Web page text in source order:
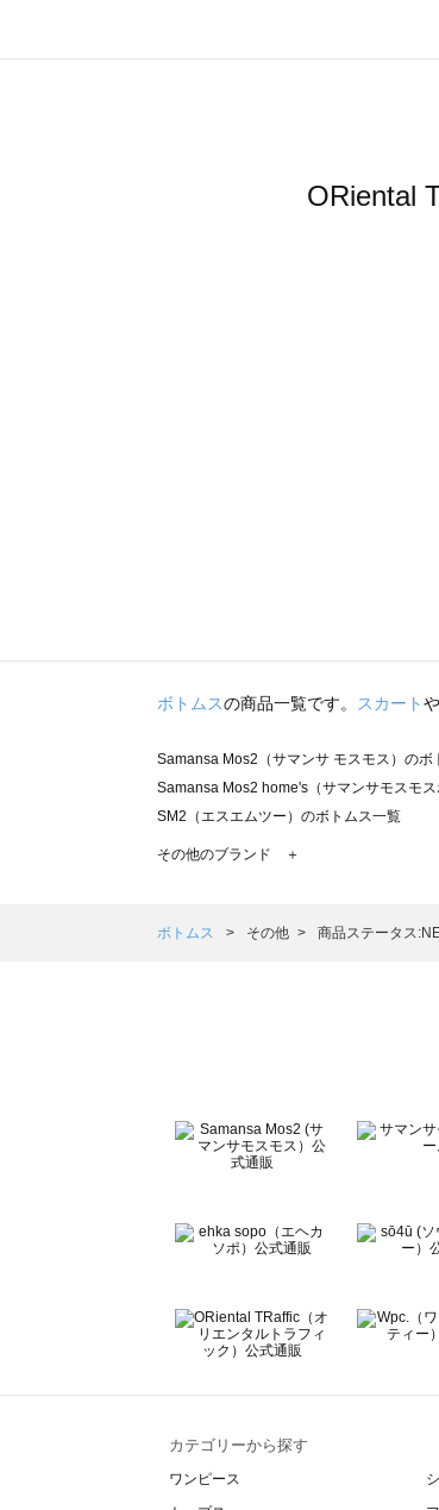
ORiental
ボトムスの商品一覧です。 スカートや
Samansa Mos2（サマンサ モスモス）のボ
Samansa Mos2 home's（サマンサモスモ
SM2（エスエムツー）のボトムス一覧
TSUHARU by Samansa Mos2（ツハルバ
Samansa Mos2 Lagom（サマンサモスモス
BETTY'S BLUE（べティーズブルー）のボ
Wpc.（ワールドパーティー）のボトムス一覧
その他のブランド ＋
ボトムス その他 商品ステータス
カテゴリーから探す
ワンピース